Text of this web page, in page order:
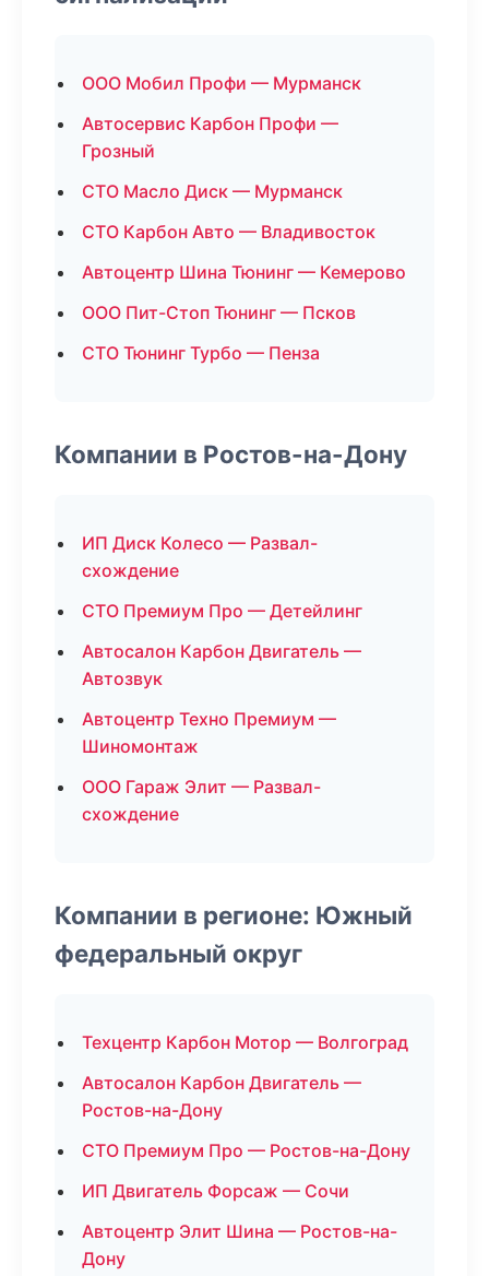
ООО Мобил Профи — Мурманск
Автосервис Карбон Профи —
Грозный
СТО Масло Диск — Мурманск
СТО Карбон Авто — Владивосток
Автоцентр Шина Тюнинг — Кемерово
ООО Пит-Стоп Тюнинг — Псков
СТО Тюнинг Турбо — Пенза
Компании в Ростов-на-Дону
ИП Диск Колесо — Развал-
схождение
СТО Премиум Про — Детейлинг
Автосалон Карбон Двигатель —
Автозвук
Автоцентр Техно Премиум —
Шиномонтаж
ООО Гараж Элит — Развал-
схождение
Компании в регионе: Южный
федеральный округ
Техцентр Карбон Мотор — Волгоград
Автосалон Карбон Двигатель —
Ростов-на-Дону
СТО Премиум Про — Ростов-на-Дону
ИП Двигатель Форсаж — Сочи
Автоцентр Элит Шина — Ростов-на-
Дону